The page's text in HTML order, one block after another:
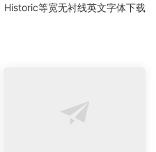
Historic等宽无衬线英文字体下载